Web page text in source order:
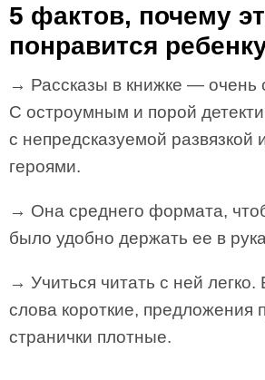
5 фактов, почему
понравится
→ Рассказы в книжке —
С остроумным и порой
с непредсказуемой
героями.
→ Она среднего формата,
было удобно держать ее в
→ Учиться читать с ней легко.
слова короткие, предложения
странички плотные.